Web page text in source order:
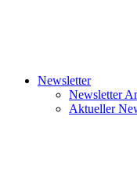
Newsletter
Newsletter
Aktueller